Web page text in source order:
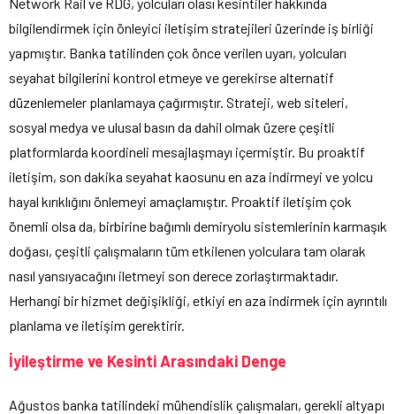
bilgilendirmek için önleyici iletişim stratejileri üzerinde iş birliği
yapmıştır. Banka tatilinden çok önce verilen uyarı, yolcuları
seyahat bilgilerini kontrol etmeye ve gerekirse alternatif
düzenlemeler planlamaya çağırmıştır. Strateji, web siteleri,
sosyal medya ve ulusal basın da dahil olmak üzere çeşitli
platformlarda koordineli mesajlaşmayı içermiştir. Bu proaktif
iletişim, son dakika seyahat kaosunu en aza indirmeyi ve yolcu
hayal kırıklığını önlemeyi amaçlamıştır. Proaktif iletişim çok
önemli olsa da, birbirine bağımlı demiryolu sistemlerinin karmaşık
doğası, çeşitli çalışmaların tüm etkilenen yolculara tam olarak
nasıl yansıyacağını iletmeyi son derece zorlaştırmaktadır.
Herhangi bir hizmet değişikliği, etkiyi en aza indirmek için ayrıntılı
planlama ve iletişim gerektirir.
İyileştirme ve Kesinti Arasındaki Denge
Ağustos banka tatilindeki mühendislik çalışmaları, gerekli altyapı